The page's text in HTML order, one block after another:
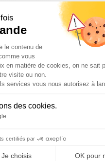
du
le contenu de
vous
en matière de cookies, on ne sait
visite ou non.
services vous nous autorisez à
des cookies.
certifiés par
Je choisis OK pour
consent